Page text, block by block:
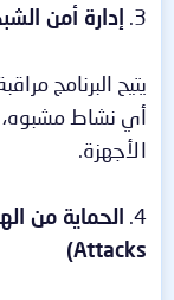
3. إدارة أمن
يتيح البرنامج
أي نشاط مشبوه،
الأجهزة.
4.
Attacks)